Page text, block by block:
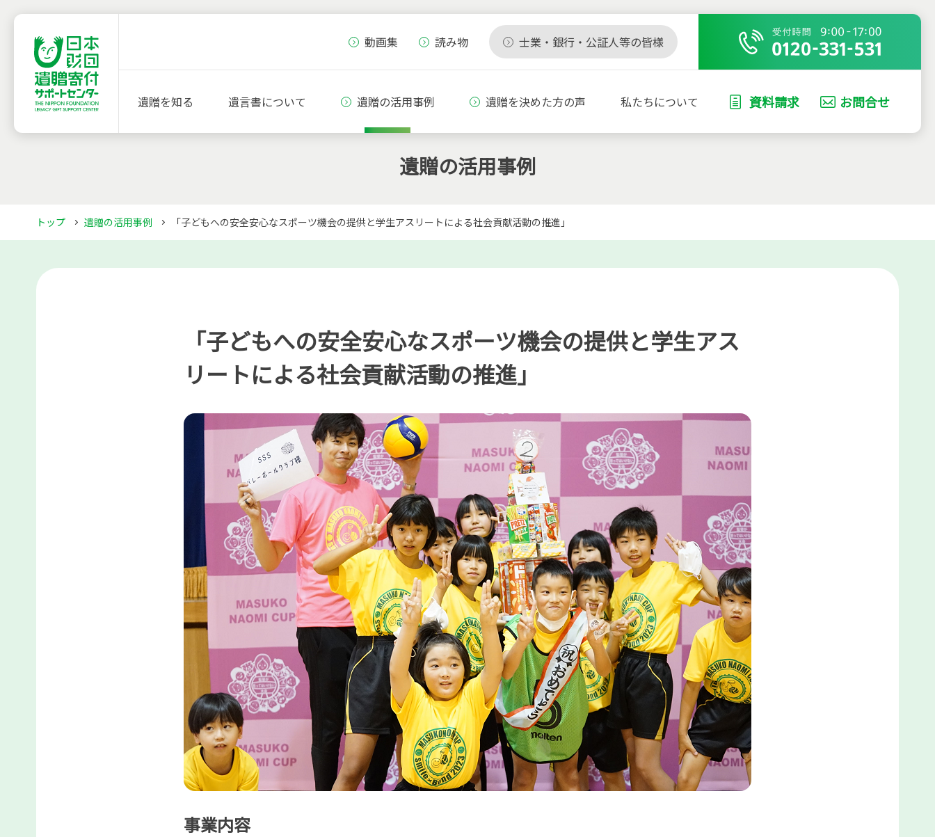
動画集 読み物 士業・銀行・公証人等の皆様
遺贈を知る 遺言書について 遺贈の活用事例 遺贈を決めた方の声 私たちについて 資料請求 お問合せ
遺贈の活用事例
トップ 遺贈の活用事例 「子どもへの安全安心なスポーツ機会の提供と学生アスリートによる社会貢献活動の推進」
「子どもへの安全安心なスポーツ機会の提供と学生アス
リートによる社会貢献活動の推進」
事業内容